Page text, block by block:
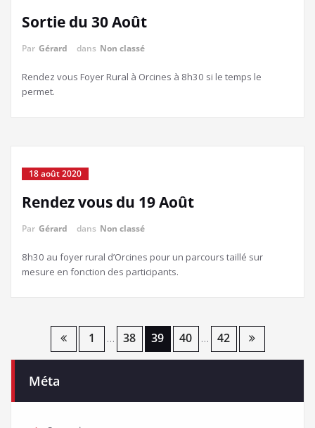
Sortie du 30 Août
Par Gérard dans Non classé
Rendez vous Foyer Rural à Orcines à 8h30 si le temps le
permet.
18 août 2020
Rendez vous du 19 Août
Par Gérard dans Non classé
8h30 au foyer rural d’Orcines pour un parcours taillé sur
mesure en fonction des participants.
Pagination
des
publications
1 … 38 39 40 … 42
Méta